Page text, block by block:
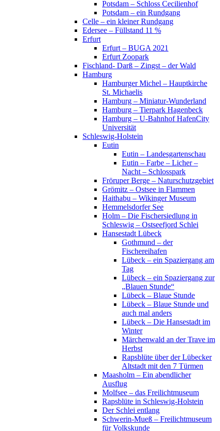
Potsdam – Schloss Cecilienhof
Potsdam – ein Rundgang
Celle – ein kleiner Rundgang
Edersee – Füllstand 11 %
Erfurt
Erfurt – BUGA 2021
Erfurt Zoopark
Fischland- Darß – Zingst – der Wald
Hamburg
Hamburger Michel – Hauptkirche
St. Michaelis
Hamburg – Miniatur-Wunderland
Hamburg – Tierpark Hagenbeck
Hamburg – U-Bahnhof HafenCity
Universität
Schleswig-Holstein
Eutin
Eutin – Landesgartenschau
Eutin – Farbe – Licher –
Nacht – Schlosspark
Fröruper Berge – Naturschutzgebiet
Grömitz – Ostsee in Flammen
Haithabu – Wikinger Museum
Hemmelsdorfer See
Holm – Die Fischersiedlung in
Schleswig – Ostseefjord Schlei
Hansestadt Lübeck
Gothmund – der
Fischereihafen
Lübeck – ein Spaziergang am
Tag
Lübeck – ein Spaziergang zur
„Blauen Stunde“
Lübeck – Blaue Stunde
Lübeck – Blaue Stunde und
auch mal anders
Lübeck – Die Hansestadt im
Winter
Märchenwald an der Trave im
Herbst
Rapsblüte über der Lübecker
Altstadt mit den 7 Türmen
Maasholm – Ein abendlicher
Ausflug
Molfsee – das Freilichtmuseum
Rapsblüte in Schleswig-Holstein
Der Schlei entlang
Schwerin-Mueß – Freilichtmuseum
für Volkskunde